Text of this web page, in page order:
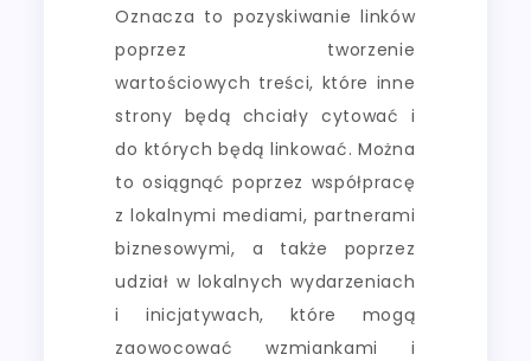
Oznacza to pozyskiwanie linków
poprzez tworzenie
wartościowych treści, które inne
strony będą chciały cytować i
do których będą linkować. Można
to osiągnąć poprzez współpracę
z lokalnymi mediami, partnerami
biznesowymi, a także poprzez
udział w lokalnych wydarzeniach
i inicjatywach, które mogą
zaowocować wzmiankami i